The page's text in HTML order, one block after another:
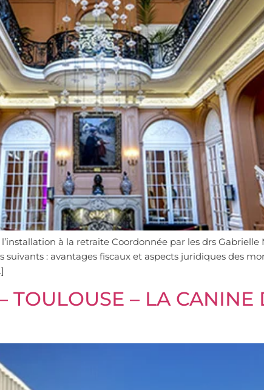
à la retraite Coordonnée par les drs
: avantages fiscaux et aspects juridiques des
– LA CANINE